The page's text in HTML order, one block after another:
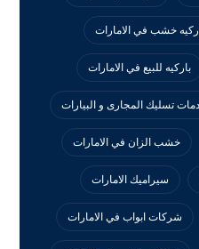
خشب في الامارات
باركيه للبيع في الامارات
تسليك المجارى و البيارات
خشب الزان في الامارات
سيراميك الامارات
شركات ابواب في الامارات